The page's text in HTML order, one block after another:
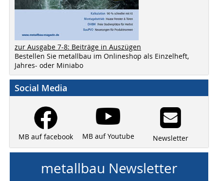
zur Ausgabe 7-8: Beiträge in Auszügen
Bestellen Sie metallbau im Onlineshop als Einzelheft,
Jahres- oder Miniabo
Social Media
MB auf facebook MB auf Youtube Newsletter
metallbau Newsletter